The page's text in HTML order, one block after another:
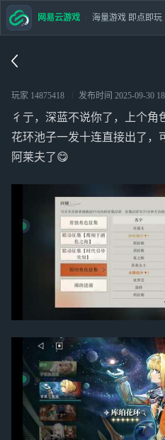
玩家 14875418 发布时间 2025-09-30
彳亍，深蓝不说你了，上个角
花环池子一发十连直接出了，
阿莱夫了😋
网易云游戏 海量游戏 即点即玩